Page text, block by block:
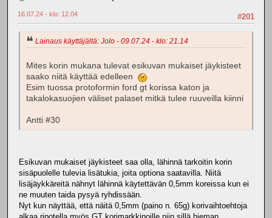
#201
16.07.24 - klo: 12.04
Lainaus käyttäjältä: Jolo - 09.07.24 - klo: 21.14
Mites korin mukana tulevat esikuvan mukaiset jäykisteet
saako niitä käyttää edelleen
Esim tuossa protoformin ford gt korissa katon ja
takalokasuojien väliset palaset mitkä tulee ruuveilla kiinni
Antti #30
Esikuvan mukaiset jäykisteet saa olla, lähinnä tarkoitin korin
sisäpuolelle tulevia lisätukia, joita optiona saatavilla. Niitä
lisäjäykkäreitä nähnyt lähinnä käytettävän 0,5mm koreissa kun ei
ne muuten taida pysyä ryhdissään.
Nyt kun näyttää, että näitä 0,5mm (paino n. 65g) korivaihtoehtoja